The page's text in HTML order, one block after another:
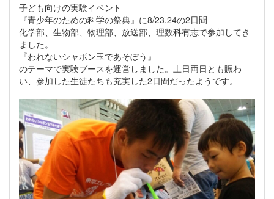
子ども向けの実験イベント
『青少年のための科学の祭典』に8/23.24の2日間
化学部、生物部、物理部、放送部、理数科有志で参加してき
ました。
『われないシャボン玉であそぼう』
のテーマで実験ブースを運営しました。土日両日とも賑わ
い、参加した生徒たちも充実した2日間だったようです。